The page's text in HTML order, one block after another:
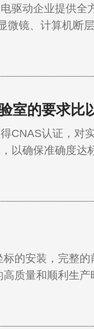
驱动企业提供
微镜、计算机断
室的要求比
CNAS认证，对
以确保准确度达
的安装，完整
质量和顺利生